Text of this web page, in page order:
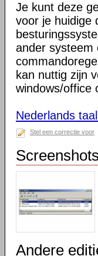
Je kunt deze
voor je huidige
ander systeem
kan nuttig zijn
windows/office
Nederlands
Stel een correctie voor
Andere